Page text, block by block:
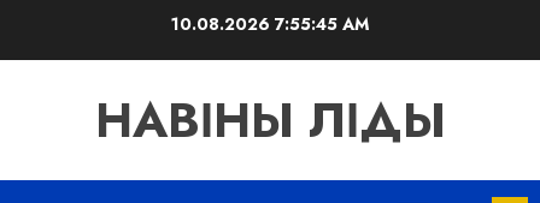
10.08.2026 7:55:46 AM
НАВІНЫ ЛІДЫ